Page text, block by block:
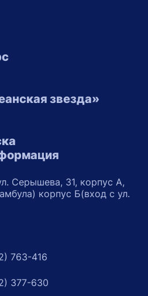
звезда»
Серышева, 31, корпус А,
корпус Б(вход с ул.
763-416
377-630